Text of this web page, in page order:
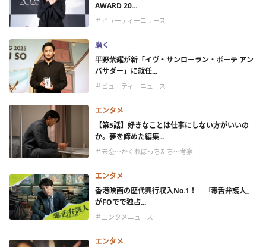
AWARD 20...
＃ビューティーニュース
磨く
平野紫耀が新「イヴ・サンローラン・ボーテ アン
バサダー」に就任...
＃ビューティーニュース
エンタメ
【第5話】好きなことは仕事にしない方がいいの
か。夢を諦めた編集...
＃未恋～かくれぼっちたち～考察
エンタメ
香港映画の歴代興行収入No.1！ 『毒舌弁護人』
がFOでで独占...
＃エンタメニュース
エンタメ